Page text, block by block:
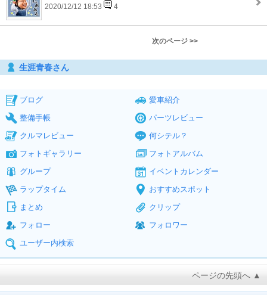
2020/12/12 18:53 4
次のページ >>
生涯青春さん
ブログ
愛車紹介
整備手帳
パーツレビュー
クルマレビュー
何シテル？
フォトギャラリー
フォトアルバム
グループ
イベントカレンダー
ラップタイム
おすすめスポット
まとめ
クリップ
フォロー
フォロワー
ユーザー内検索
ページの先頭へ ▲